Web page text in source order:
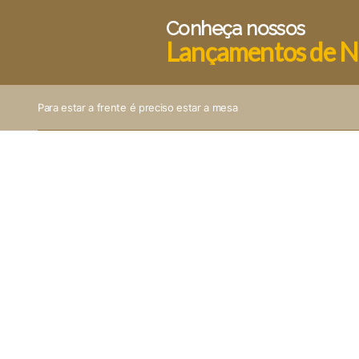
Conheça nossos
Lançamentos de
Para estar a frente é preciso estar a mesa